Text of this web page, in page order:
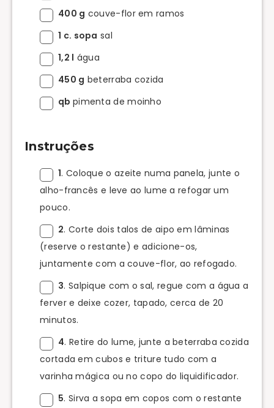
400 g couve-flor em ramos
1 c. sopa sal
1,2 l água
450 g beterraba cozida
qb pimenta de moinho
Instruções
1. Coloque o azeite numa panela, junte o
alho-francês e leve ao lume a refogar um
pouco.
2. Corte dois talos de aipo em lâminas
(reserve o restante) e adicione-os,
juntamente com a couve-flor, ao refogado.
3. Salpique com o sal, regue com a água a
ferver e deixe cozer, tapado, cerca de 20
minutos.
4. Retire do lume, junte a beterraba cozida
cortada em cubos e triture tudo com a
varinha mágica ou no copo do liquidificador.
5. Sirva a sopa em copos com o restante